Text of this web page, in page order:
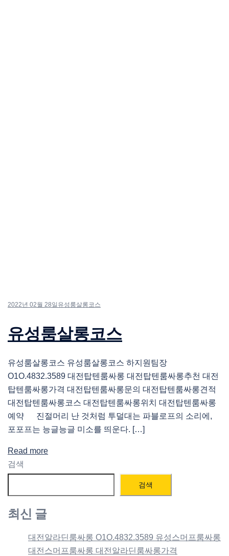
2022년 02월 28일 유성룸살롱코스
유성룸살롱코스
유성룸살롱코스 유성룸살롱코스 하지원팀장
O1O.4832.3589 대전탑텐룸싸롱 대전탑텐룸싸롱추천 대전
탑텐룸싸롱가격 대전탑텐룸싸롱문의 대전탑텐룸싸롱견적
대전탑텐룸싸롱코스 대전탑텐룸싸롱위치 대전탑텐룸싸롱
예약 진절머리 난 것처럼 투덜대는 파블로프의 소리에,
포포프는 능글능글 미소를 띄운다. […]
Read more
검색
검색
최신 글
대전알라딘룸싸롱 O1O.4832.3589 유성스머프룸싸롱
대전스머프룸싸롱 대전알라딘룸싸롱가격